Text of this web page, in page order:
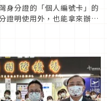
身分證的「個人編號卡」的
證明使用外，也能拿來辦理
引發一波輿論反對聲浪，今